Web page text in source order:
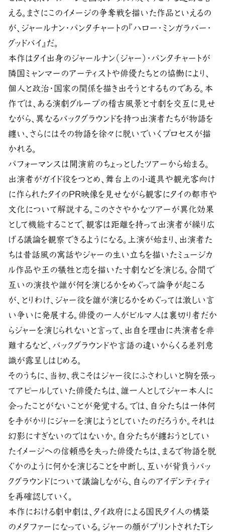
える。まさにこのイメージの争奪戦を描いた作品といえるの
が、ジャールナン・パンタチャートの『ハロー・ミンガラバー・
グッドバイ』だ。
本作はタイ出身のジャールナン（ジャー）・パンタチャートが
隣国ミャンマーのアーティストや俳優たちとの協働により、
個人と政治・国家の関係を描き出そうとするものである。本
作では、ある演劇グループの稽古風景と寸劇を交互に見せ
ながら、異なるバックグラウンドを持つ出演者たちが物語を
纏い、さらにはその物語を徐々に脱いでいくプロセスが描
かれる。
パフォーマンスは開演前のちょっとしたツアーから始まる。
出演者がガイド役をつとめ、舞台上の小道具や観光客向け
に作られたタイのPR映像を見せながら観客にタイの都市や
文化について解説する。このささやかなツアーが異化効果
として機能することで、観客は距離を持って出演者が繰り広
げる議論を観察できるようになる。上演が始まり、出演者た
ちは昔話風の寓話やジャーの生い立ちを描いたミュージカ
ル作品や王の犠牲と恋を描いた寸劇などを演じる。合間で
互いの演技や誰が何を演じるかをめぐって論争が起こる
が、とりわけ、ジャー役を誰が演じるかをめぐっては激しい言
い争いに発展する。俳優の一人がビルマ人は裏切り者だか
らジャーを演じられないと言って、出自を理由に共演者を非
難するなど、バックグラウンドや言語の違いからくる差別意
識が露呈しはじめる。
そのうちに、当初、我こそはジャー役にふさわしいと胸を張っ
てアピールしていた俳優たちは、誰一人としてジャー本人に
会ったことがないことが発覚する。では、自分たちは一体何
を手がかりにジャーを演じようとしていたのだろうか。それは
幻影にすぎないのではないか。自分たちが纏おうとしてい
たイメージへの信頼感を失った俳優たちは、まるで物語を脱
ぐかのように何かを演じることを中断し、互いが背負うバッ
クグラウンドについて議論しながら、自らのアイデンティティ
を再確認していく。
本作における劇中劇は、タイ政府による国民タイ人の構築
のメタファーになっている。ジャーの顔がプリントされたTシ